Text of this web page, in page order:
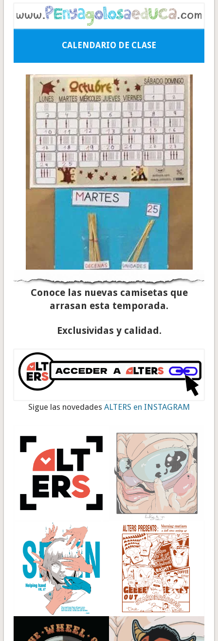
CALENDARIO DE CLASE
Conoce las nuevas camisetas que
arrasan esta temporada.
Exclusividas y calidad.
Sigue las novedades ALTERS en INSTAGRAM